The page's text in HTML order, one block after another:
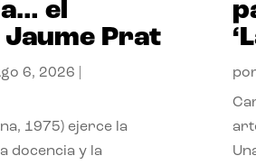
el
Prat
6, 2026
1975) ejerce la
docencia y la